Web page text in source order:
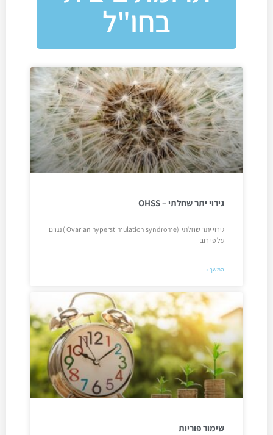
בחו"ל
גירוי יתר שחלתי – OHSS
גירוי יתר שחלתי (Ovarian hyperstimulation syndrome ) נגרם
על פי רוב
המשך »
שימור פוריות